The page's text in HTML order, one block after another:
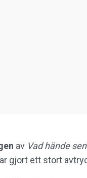
av Vad hände
gjort ett stort